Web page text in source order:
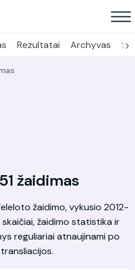
Rezultatai Archyvas ›
žaidimas
žaidimo, vykusio 2012-
žaidimo statistika ir
reguliariai atnaujinami po